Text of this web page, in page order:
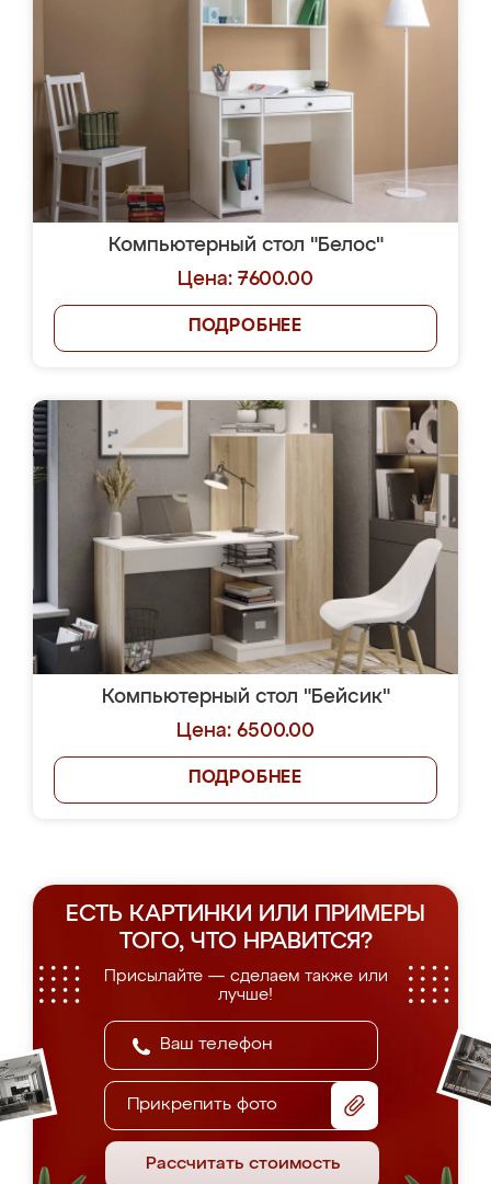
Компьютерный стол "Белос"
Цена: 7600.00
ПОДРОБНЕЕ
Компьютерный стол "Бейсик"
Цена: 6500.00
ПОДРОБНЕЕ
ЕСТЬ КАРТИНКИ ИЛИ ПРИМЕРЫ
ТОГО, ЧТО НРАВИТСЯ?
Присылайте — сделаем также или
лучше!
Прикрепить фото
Рассчитать стоимость